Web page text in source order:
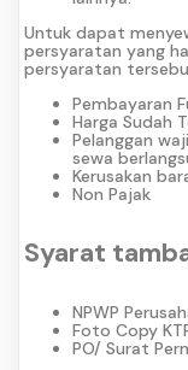
Untuk dapat
persyaratan yang
persyaratan
Pembayaran
Harga Sudah
Pelanggan
sewa
Kerusakan
Non Pajak
Syarat
NPWP
Foto Copy
PO/ Surat